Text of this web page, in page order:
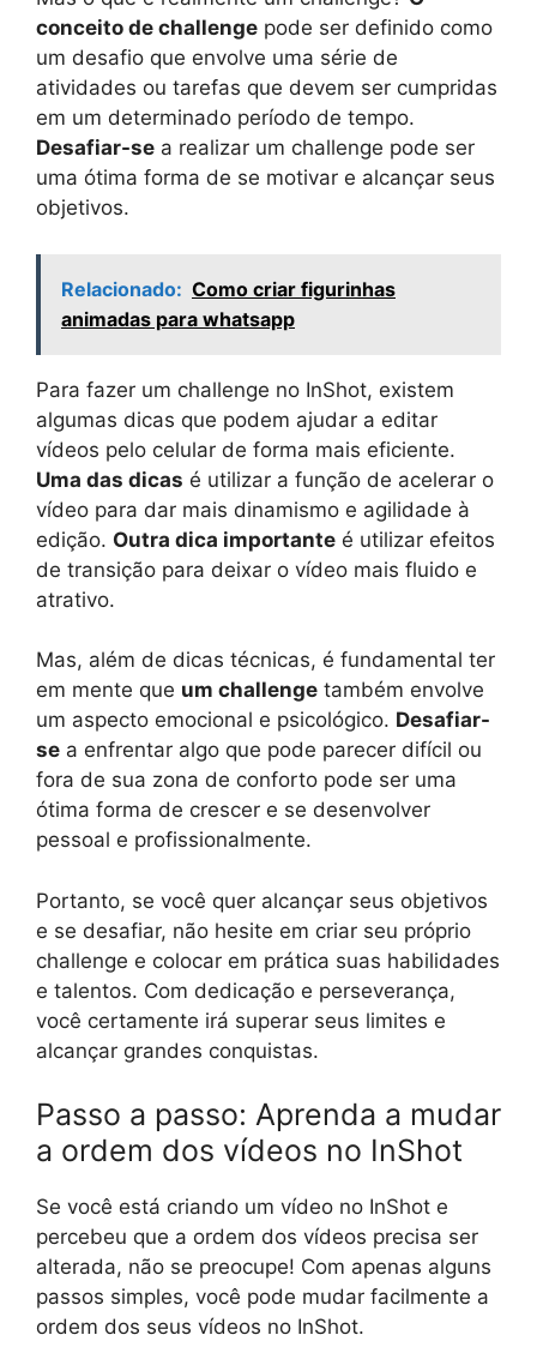
conceito de challenge pode ser definido como
um desafio que envolve uma série de
atividades ou tarefas que devem ser cumpridas
em um determinado período de tempo.
Desafiar-se a realizar um challenge pode ser
uma ótima forma de se motivar e alcançar seus
objetivos.
Relacionado: Como criar figurinhas
animadas para whatsapp
Para fazer um challenge no InShot, existem
algumas dicas que podem ajudar a editar
vídeos pelo celular de forma mais eficiente.
Uma das dicas é utilizar a função de acelerar o
vídeo para dar mais dinamismo e agilidade à
edição. Outra dica importante é utilizar efeitos
de transição para deixar o vídeo mais fluido e
atrativo.
Mas, além de dicas técnicas, é fundamental ter
em mente que um challenge também envolve
um aspecto emocional e psicológico. Desafiar-
se a enfrentar algo que pode parecer difícil ou
fora de sua zona de conforto pode ser uma
ótima forma de crescer e se desenvolver
pessoal e profissionalmente.
Portanto, se você quer alcançar seus objetivos
e se desafiar, não hesite em criar seu próprio
challenge e colocar em prática suas habilidades
e talentos. Com dedicação e perseverança,
você certamente irá superar seus limites e
alcançar grandes conquistas.
Passo a passo: Aprenda a mudar
a ordem dos vídeos no InShot
Se você está criando um vídeo no InShot e
percebeu que a ordem dos vídeos precisa ser
alterada, não se preocupe! Com apenas alguns
passos simples, você pode mudar facilmente a
ordem dos seus vídeos no InShot.